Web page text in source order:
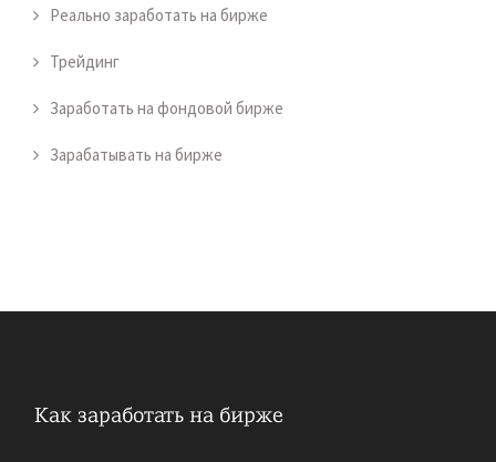
Реально заработать на бирже
Трейдинг
Заработать на фондовой бирже
Зарабатывать на бирже